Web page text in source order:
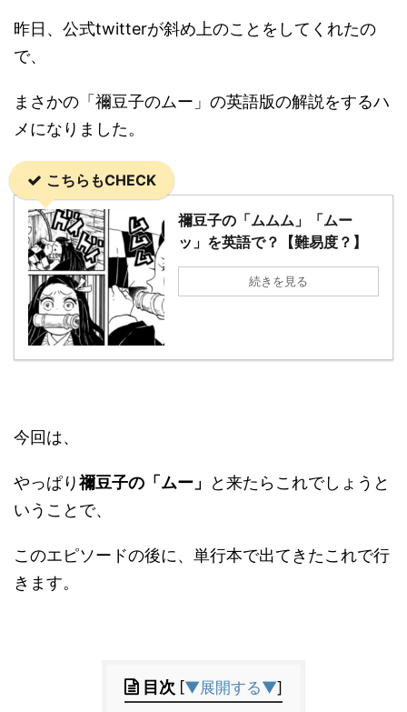
昨日、公式twitterが斜め上のことをしてくれたの
で、
まさかの「禰豆子のムー」の英語版の解説をするハ
メになりました。
こちらもCHECK
禰豆子の「ムムム」「ムー
ッ」を英語で？【難易度？】
続きを見る
今回は、
やっぱり禰豆子の「ムー」
と来たらこれでしょうと
いうことで、
このエピソードの後に、単行本で出てきたこれで行
きます。
目次 [▼展開する▼]